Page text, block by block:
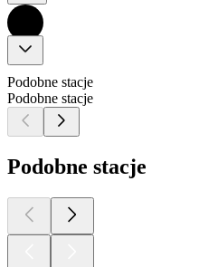
Podobne stacje
Podobne stacje
Podobne stacje